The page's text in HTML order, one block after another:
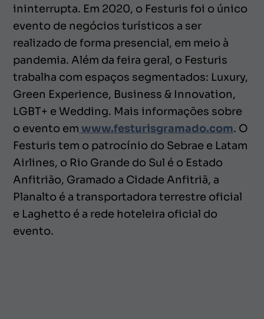
ininterrupta. Em 2020, o Festuris foi o único
evento de negócios turísticos a ser
realizado de forma presencial, em meio à
pandemia. Além da feira geral, o Festuris
trabalha com espaços segmentados: Luxury,
Green Experience, Business & Innovation,
LGBT+ e Wedding. Mais informações sobre
o evento em www.festurisgramado.com. O
Festuris tem o patrocínio do Sebrae e Latam
Airlines, o Rio Grande do Sul é o Estado
Anfitrião, Gramado a Cidade Anfitriã, a
Planalto é a transportadora terrestre oficial
e Laghetto é a rede hoteleira oficial do
evento.